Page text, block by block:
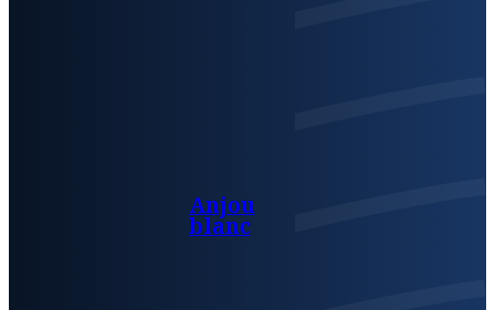
Anjou
blanc